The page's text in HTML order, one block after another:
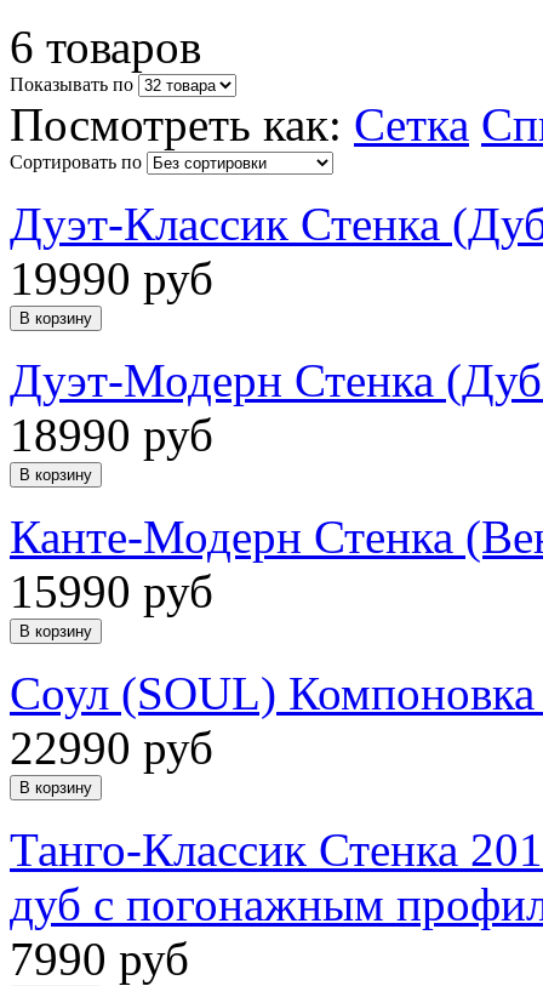
6 товаров
Показывать по
Посмотреть как: Сетка
Сортировать по
Дуэт-Классик Стенка
19990 руб
Дуэт-Модерн Стенка
18990 руб
Канте-Модерн Стенка
15990 руб
Соул (SOUL)
22990 руб
Танго-Классик Стенка
дуб с погонажным
7990 руб